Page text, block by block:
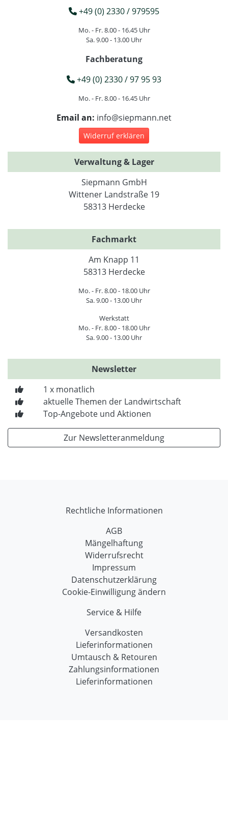
+49 (0) 2330 / 979595
Mo. - Fr. 8.00 - 16.45 Uhr
Sa. 9.00 - 13.00 Uhr
Fachberatung
+49 (0) 2330 / 97 95 93
Mo. - Fr. 8.00 - 16.45 Uhr
Email an: info@siepmann.net
Widerruf erklären
Verwaltung & Lager
Siepmann GmbH
Wittener Landstraße 19
58313 Herdecke
Fachmarkt
Am Knapp 11
58313 Herdecke
Mo. - Fr. 8.00 - 18.00 Uhr
Sa. 9.00 - 13.00 Uhr
Werkstatt
Mo. - Fr. 8.00 - 18.00 Uhr
Sa. 9.00 - 13.00 Uhr
Newsletter
1 x monatlich
aktuelle Themen der Landwirtschaft
Top-Angebote und Aktionen
Zur Newsletteranmeldung
Rechtliche Informationen
AGB
Mängelhaftung
Widerrufsrecht
Impressum
Datenschutzerklärung
Cookie-Einwilligung ändern
Service & Hilfe
Versandkosten
Lieferinformationen
Umtausch & Retouren
Zahlungsinformationen
Lieferinformationen